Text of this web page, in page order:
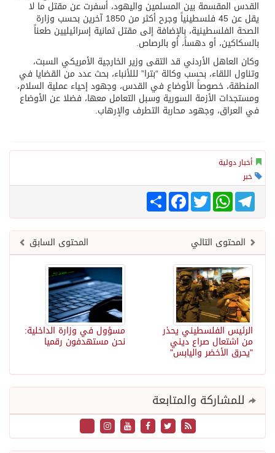
القدس المقسمة بين المسلمين واليهود، أسفرت عن مقتل ما لا
يقل عن 45 فلسطينياً وجرح أكثر من 1850 آخرين بحسب وزارة
الصحة الفلسطينية، بالإضافة إلى مقتل ثمانية إسرائيليين طعناً
بالسكاكين، أو دهساً، أو بالرصاص.
وكان العاهل الأردني قد التقى وزير الخارجية الأمريكي السبت،
وتناول اللقاء، بحسب وكالة “بترا” لللأنباء، بحث عدد من القضايا في
المنطقة، خصوصاً الأوضاع في القدس، وجهود إحياء عملية السلام،
ومستجدات الأزمة السورية وسبل التعامل معها، فضلا عن الأوضاع
في العراق، وجهود محاربة التطرف والإرهاب.
أخبار دولية
خبر
انشر
FacebookTwitter
WhatsAppTelegram
المحتوى السابق المحتوى التالي
مسؤول في وزارة الداخلية:
نحن مستهدفون رقميا
الرئيس الفلسطيني يحذر
من اشتعال صراع ديني
"يحرق الأخضر واليابس"
للمشاركة والمتابعة